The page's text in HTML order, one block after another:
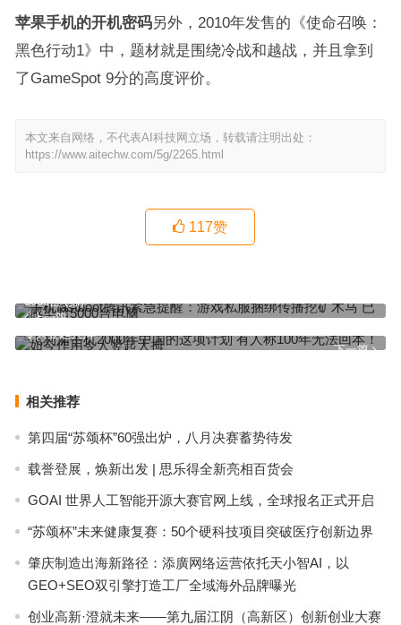
苹果手机的开机密码另外，2010年发售的《使命召唤：
黑色行动1》中，题材就是围绕冷战和越战，并且拿到
了GameSpot 9分的高度评价。
本文来自网络，不代表AI科技网立场，转载请注明出处：
https://www.aitechw.com/5g/2265.html
117赞
上一篇
5000台电脑
下一篇
飞利浦手机2000年中国的这项计划 有人称100年无法回本！如今作用
令人竖起大拇
相关推荐
第四届“苏颂杯”60强出炉，八月决赛蓄势待发
载誉登展，焕新出发 | 思乐得全新亮相百货会
GOAI 世界人工智能开源大赛官网上线，全球报名正式开启
“苏颂杯”未来健康复赛：50个硬科技项目突破医疗创新边界
肇庆制造出海新路径：添廣网络运营依托天小智AI，以
GEO+SEO双引擎打造工厂全域海外品牌曝光
创业高新·澄就未来——第九届江阴（高新区）创新创业大赛